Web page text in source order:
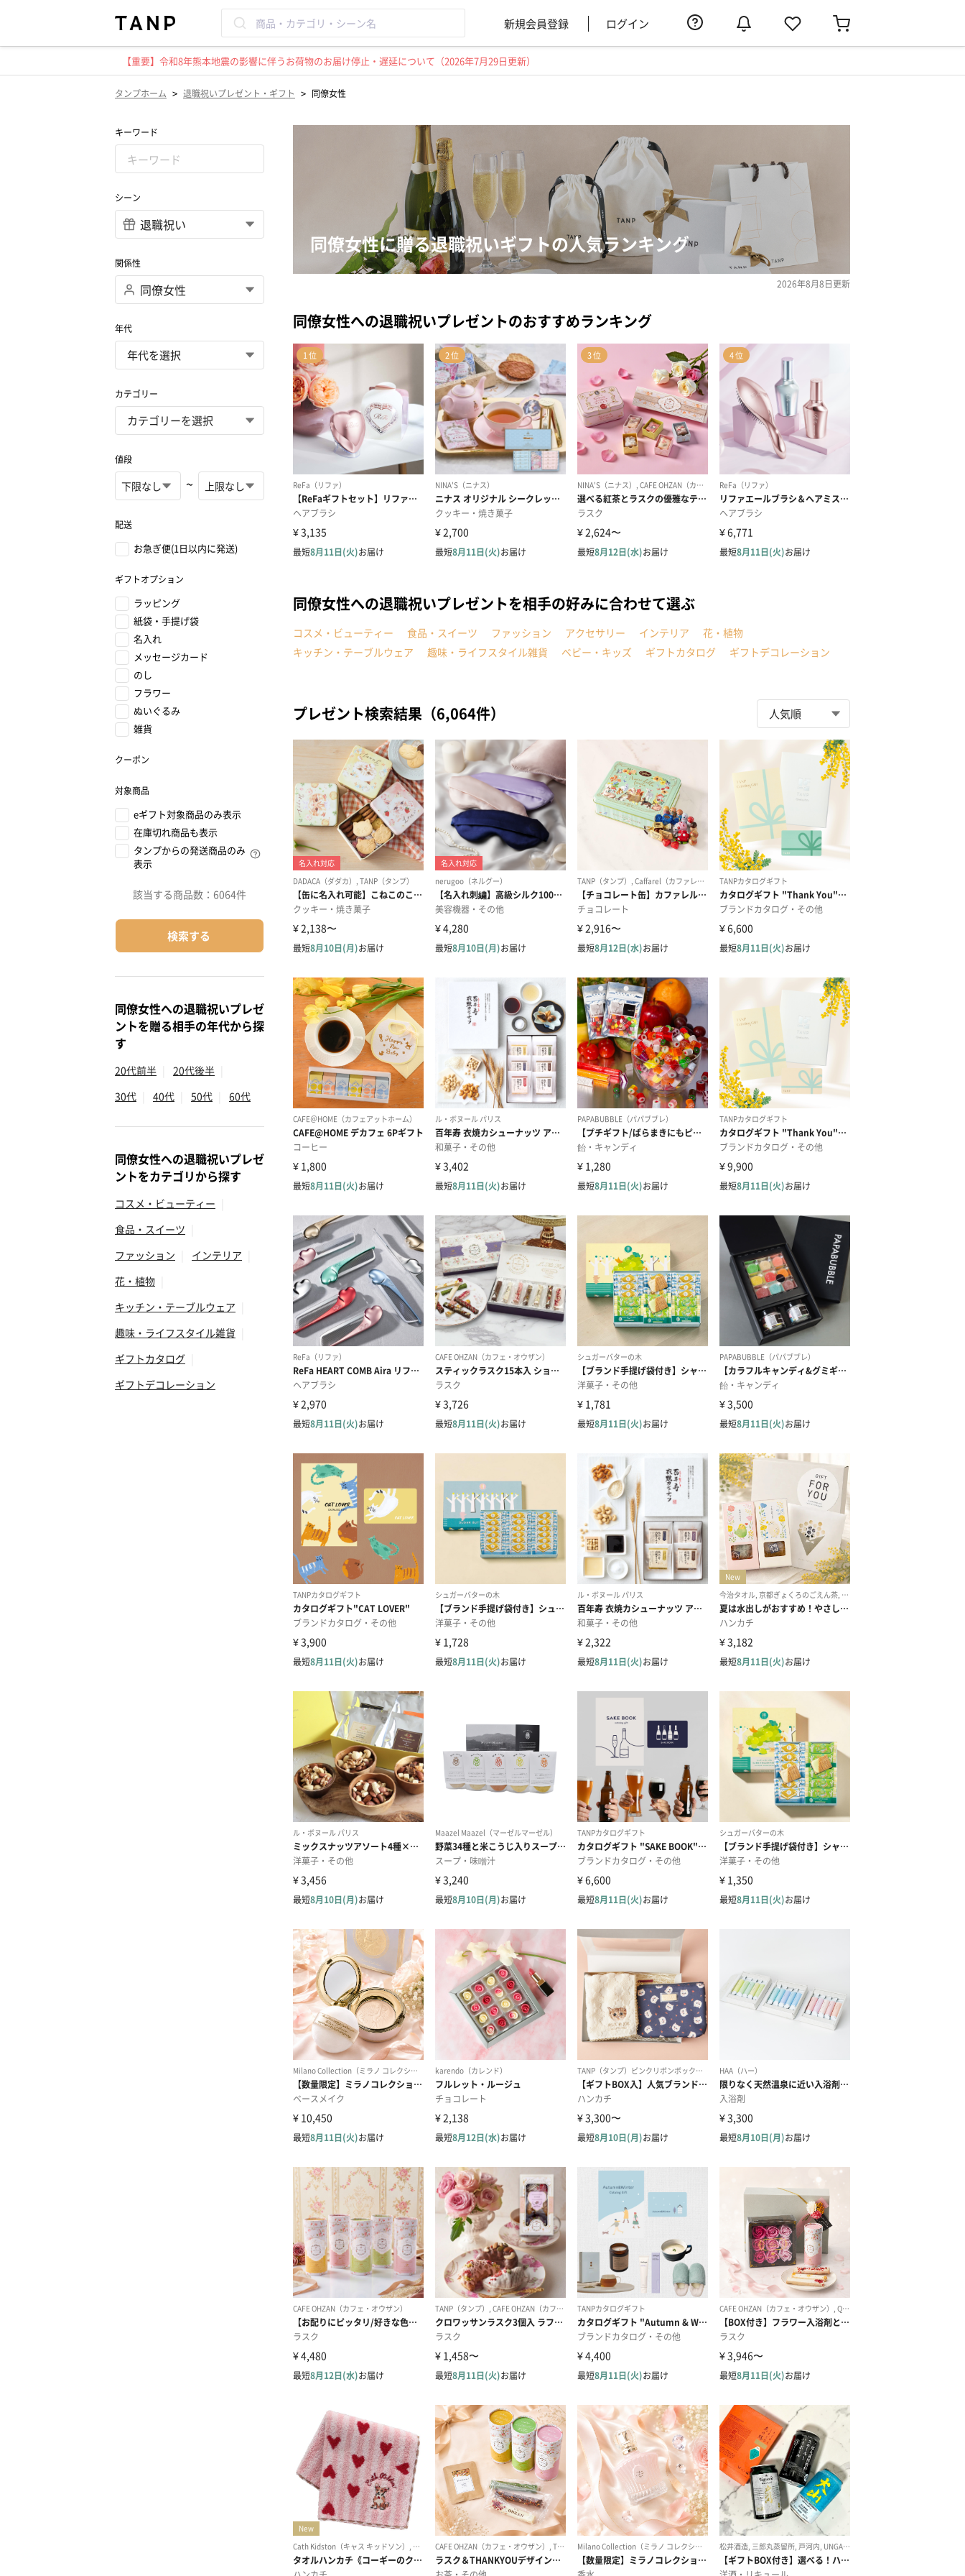
新規会員登録 ログイン
【重要】令和8年熊本地震の影響に伴うお荷物のお届け停止・遅延について（2026年7月29日更新）
タンプホーム > 退職祝いプレゼント・ギフト > 同僚女性
キーワード
シーン
関係性
年代
カテゴリー
値段
~
配送
お急ぎ便(1日以内に発送)
ギフトオプション
ラッピング
紙袋・手提げ袋
名入れ
メッセージカード
のし
フラワー
ぬいぐるみ
雑貨
クーポン
対象商品
eギフト対象商品のみ表示
在庫切れ商品も表示
タンプからの発送商品のみ
表示
該当する商品数： 6064件
検索する
同僚女性への退職祝いプレゼ
ントを贈る相手の年代から探
す
20代前半 20代後半
30代
40代 50代 60代
同僚女性への退職祝いプレゼ
ントをカテゴリから探す
コスメ・ビューティー
食品・スイーツ
ファッション
インテリア
花・植物
キッチン・テーブルウェア
趣味・ライフスタイル雑貨
ギフトカタログ
ギフトデコレーション
同僚女性に贈る退職祝いギフトの人気ランキング
2026年8月8日更新
同僚女性への退職祝いプレゼントのおすすめランキング
同僚女性への退職祝いプレゼントを相手の好みに合わせて選ぶ
コスメ・ビューティー 食品・スイーツ ファッション アクセサリー インテリア
花・植物
キッチン・テーブルウェア
趣味・ライフスタイル雑貨 ベビー・キッズ ギフトカタログ ギフトデコレーション
プレゼント検索結果（6,064件）